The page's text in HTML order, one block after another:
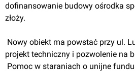
dofinansowanie budowy ośrodka
złoży.
projekt techniczny i pozwolenie na